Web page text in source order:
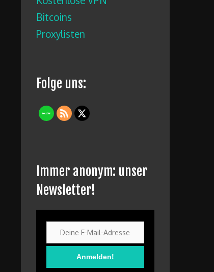
Bitcoins
Proxylisten
Folge uns:
Immer anonym: unser
Newsletter!